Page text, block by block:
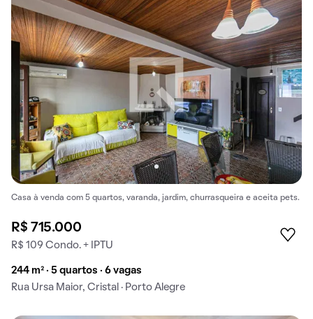
Casa à venda com 5 quartos, varanda, jardim, churrasqueira e aceita pets.
R$ 715.000
R$ 109 Condo. + IPTU
244 m² · 5 quartos · 6 vagas
Rua Ursa Maior, Cristal · Porto Alegre